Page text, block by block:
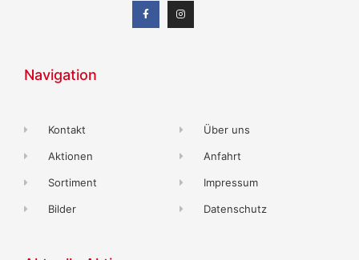
Navigation
Kontakt
Aktionen
Sortiment
Bilder
Über uns
Anfahrt
Impressum
Datenschutz